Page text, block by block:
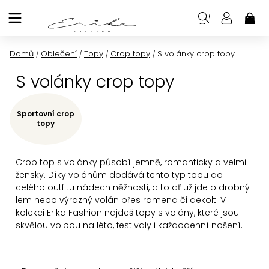
na
Domů / Oblečení / Topy / Crop topy / S volánky crop topy
S volánky crop topy
Crop top s volánky působí jemně, romanticky a velmi
žensky. Díky volánům dodává tento typ topu do
celého outfitu nádech něžnosti, a to ať už jde o drobný
lem nebo výrazný volán přes ramena či dekolt. V
kolekci Erika Fashion najdeš topy s volány, které jsou
skvělou volbou na léto, festivaly i každodenní nošení.
Sportovní crop
topy